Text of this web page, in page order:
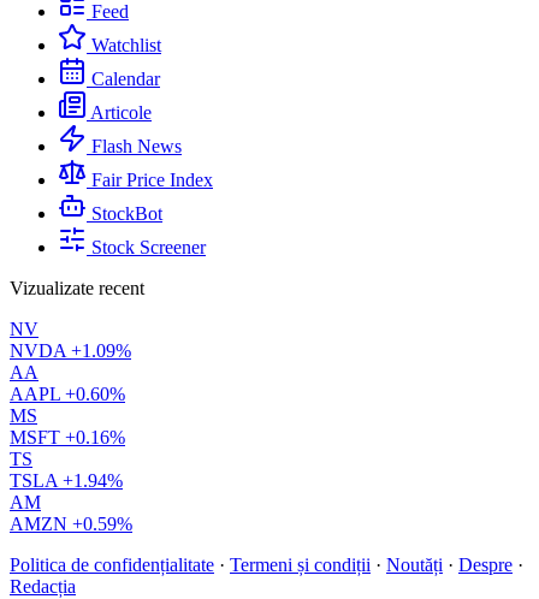
Feed
Watchlist
Calendar
Articole
Flash News
Fair Price Index
StockBot
Stock Screener
Vizualizate recent
NV
NVDA +1.09%
AA
AAPL +0.60%
MS
MSFT +0.16%
TS
TSLA +1.94%
AM
AMZN +0.59%
Politica de confidențialitate · Termeni și condiții · Noutăți · Despre ·
Redacția